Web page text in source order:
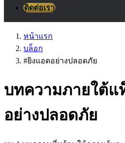
ติดต่อเรา
หน้าแรก
บล็อก
#ยิงแอดอย่างปลอดภัย
บทความภายใต้แ
อย่างปลอดภัย